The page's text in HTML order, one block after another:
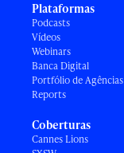
Plataformas
Podcasts
Vídeos
Webinars
Banca Digital
Portfólio de Agências
Reports
Coberturas
Cannes Lions